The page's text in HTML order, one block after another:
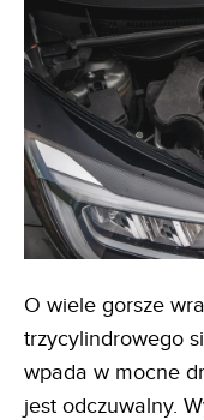
O wiele gorsze
trzycylindrowego
wpada w mocne
jest odczuwalny.